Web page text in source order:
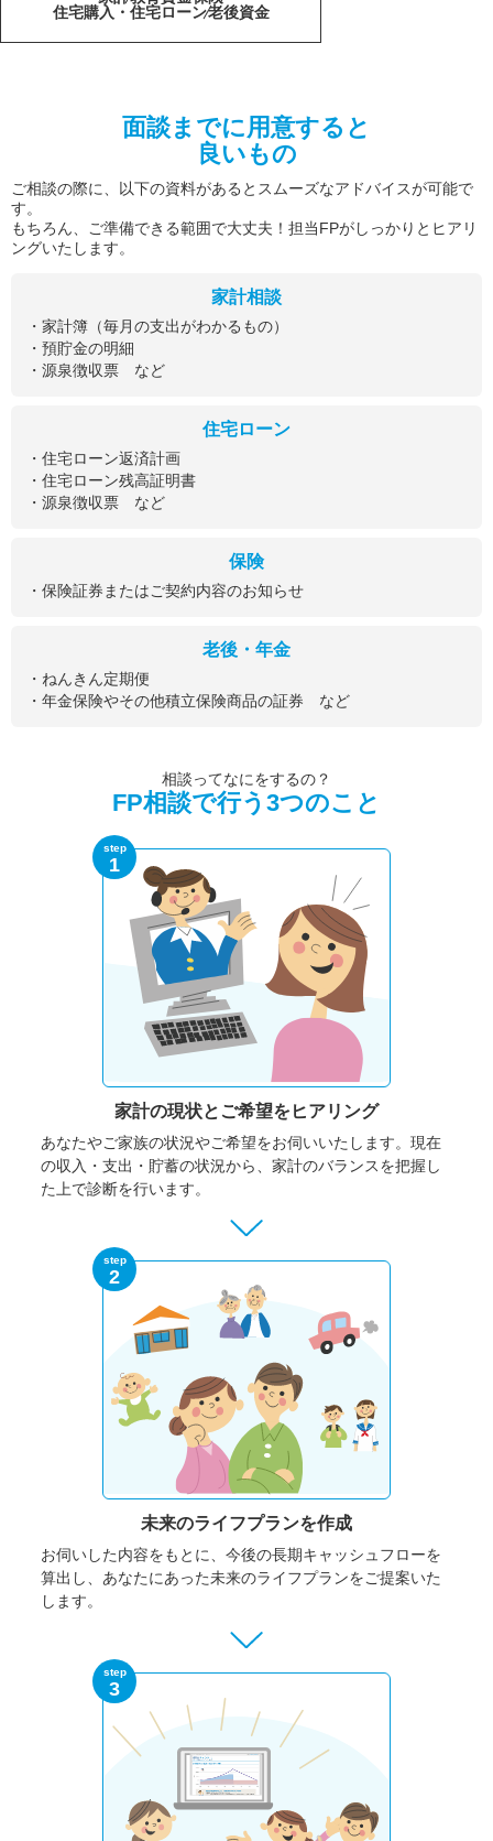
住宅購入・住宅ローン老後資金
面談までに用意すると
良いもの
ご相談の際に、以下の資料があるとスムーズなアドバイスが可能で
す。
もちろん、ご準備できる範囲で大丈夫！担当FPがしっかりとヒアリ
ングいたします。
家計相談
・家計簿（毎月の支出がわかるもの）
・預貯金の明細
・源泉徴収票 など
住宅ローン
・住宅ローン返済計画
・住宅ローン残高証明書
・源泉徴収票 など
保険
・保険証券またはご契約内容のお知らせ
老後・年金
・ねんきん定期便
・年金保険やその他積立保険商品の証券 など
相談ってなにをするの？
FP相談で行う3つのこと
step
1
家計の現状と ご希望をヒアリング
あなたやご家族の状況やご希望をお伺いいたします。 現在
の収入・支出・貯蓄の状況から、家計のバランスを把握し
た上で診断を行います。
step
2
未来のライフプランを作成
お伺いした内容をもとに、今後の長期キャッシュフローを
算出し、あなたにあった未来のライフプランをご提案いた
します。
step
3